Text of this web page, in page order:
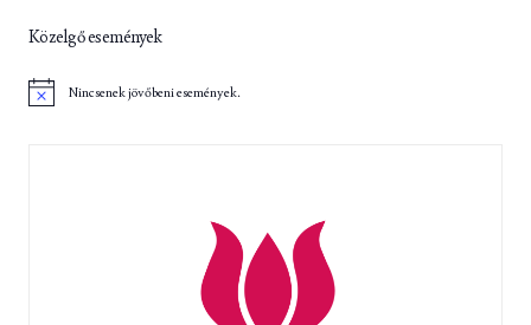
Közelgő események
Nincsenek jövőbeni események.